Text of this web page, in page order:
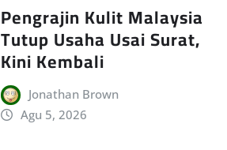
Pengrajin Kulit Malaysia
Tutup Usaha Usai Surat,
Kini Kembali
Jonathan Brown
Agu 5, 2026